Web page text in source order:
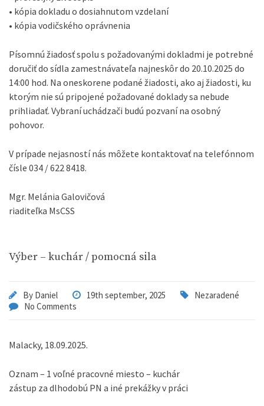
• kópia dokladu o dosiahnutom vzdelaní
• kópia vodičského oprávnenia
Písomnú žiadosť spolu s požadovanými dokladmi je potrebné
doručiť do sídla zamestnávateľa najneskôr do 20.10.2025 do
14:00 hod. Na oneskorene podané žiadosti, ako aj žiadosti, ku
ktorým nie sú pripojené požadované doklady sa nebude
prihliadať. Vybraní uchádzači budú pozvaní na osobný
pohovor.
V prípade nejasností nás môžete kontaktovať na telefónnom
čísle 034 / 622 8418.
Mgr. Melánia Galovičová
riaditeľka MsCSS
Výber – kuchár / pomocná sila
By Daniel 19th september, 2025
Nezaradené
No Comments
Malacky, 18.09.2025.
Oznam – 1 voľné pracovné miesto – kuchár
zástup za dlhodobú PN a iné prekážky v práci